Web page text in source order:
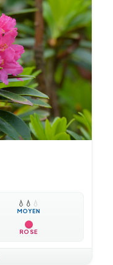
💧 💧 💧
MOYEN
ROSE